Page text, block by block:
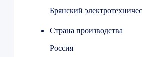
Брянский
Страна производства
Россия